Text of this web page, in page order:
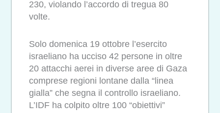
230, violando l’accordo di tregua 80
volte.
Solo domenica 19 ottobre l’esercito
israeliano ha ucciso 42 persone in oltre
20 attacchi aerei in diverse aree di Gaza
comprese regioni lontane dalla “linea
gialla” che segna il controllo israeliano.
L’IDF ha colpito oltre 100 “obiettivi”